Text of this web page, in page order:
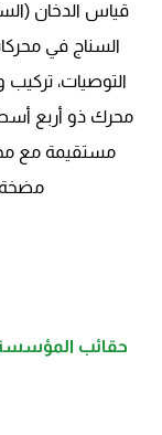
قياس الدخان
السناج في محركات
التوصيات،
محرك ذو أربع
مستقيمة مع
مضخة
حقائب المؤسسة